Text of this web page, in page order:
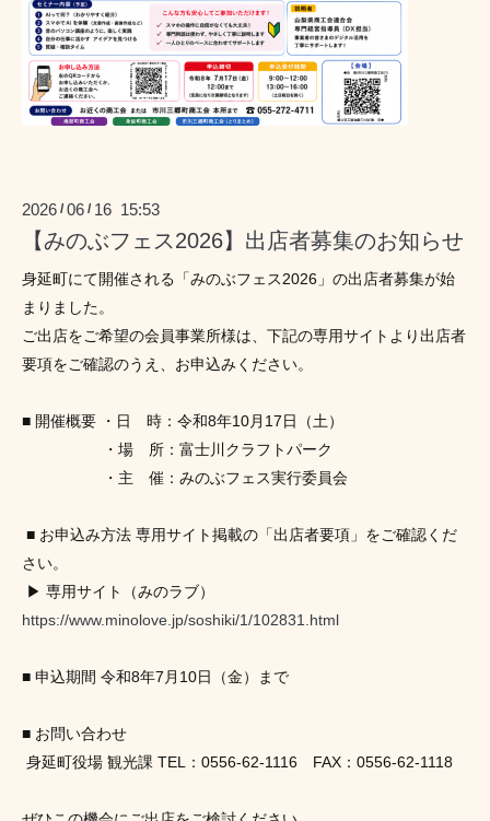
2026 /06 / 16 15:53
【みのぶフェス2026】出店者募集のお知らせ
身延町にて開催される「みのぶフェス2026」の出店者募集が始
まりました。
ご出店をご希望の会員事業所様は、下記の専用サイトより出店者
要項をご確認のうえ、お申込みください。
■ 開催概要 ・日　時：令和8年10月17日（土）
・場　所：富士川クラフトパーク
・主　催： みのぶフェス実行委員会
さい。
https://www.minolove.jp/soshiki/1/102831.html
■ 申込期間 令和8年7月10日（金）まで
■ お問い合わせ
身延町役場 観光課 TEL：0556-62-1116　FAX：0556-62-1118